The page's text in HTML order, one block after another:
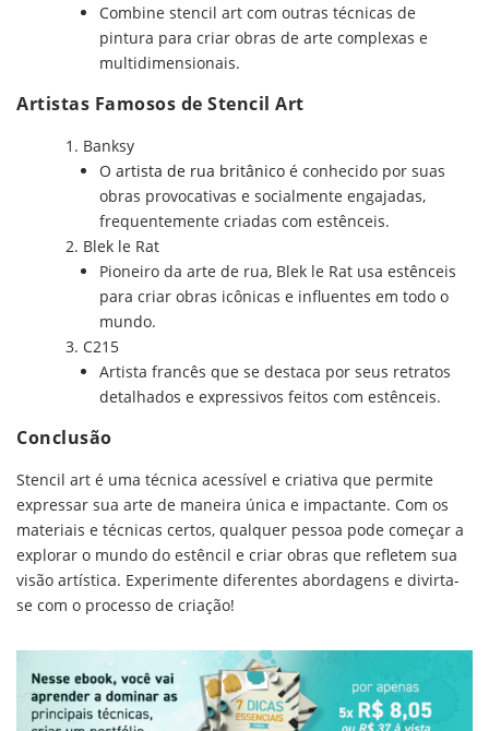
Combine stencil art com outras técnicas de
pintura para criar obras de arte complexas e
multidimensionais.
Artistas Famosos de Stencil Art
Banksy
O artista de rua britânico é conhecido por suas
obras provocativas e socialmente engajadas,
frequentemente criadas com estênceis.
Blek le Rat
Pioneiro da arte de rua, Blek le Rat usa estênceis
para criar obras icônicas e influentes em todo o
mundo.
C215
Artista francês que se destaca por seus retratos
detalhados e expressivos feitos com estênceis.
Conclusão
Stencil art é uma técnica acessível e criativa que permite
expressar sua arte de maneira única e impactante. Com os
materiais e técnicas certos, qualquer pessoa pode começar a
explorar o mundo do estêncil e criar obras que refletem sua
visão artística. Experimente diferentes abordagens e divirta-
se com o processo de criação!